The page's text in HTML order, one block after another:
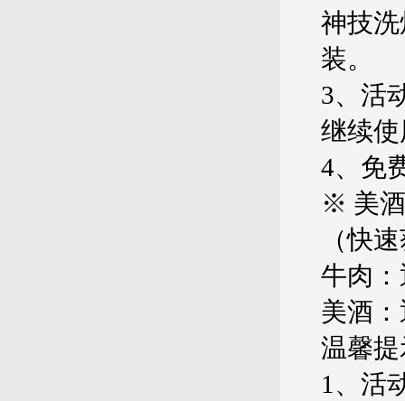
神技
装。
3、活
继续
4、免
※ 美
（快
牛肉
美酒
温馨
1、活